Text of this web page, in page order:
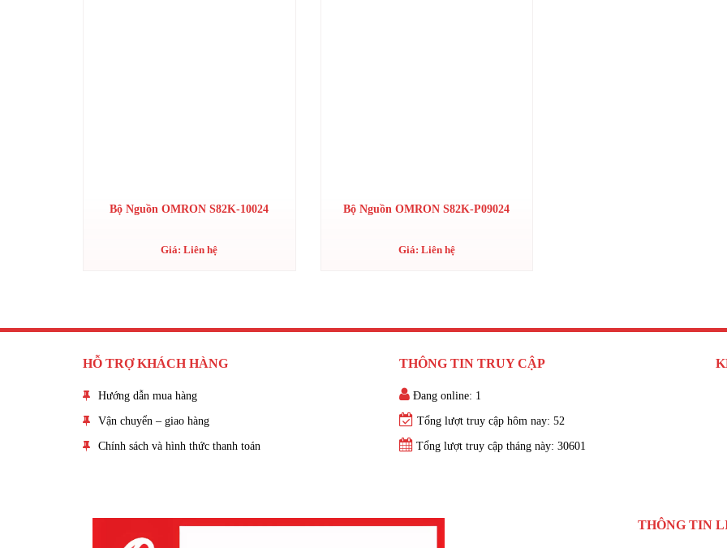
Bộ Nguồn OMRON S82K-10024
Giá: Liên hệ
Bộ Nguồn OMRON S82K-P09024
Giá: Liên hệ
HỖ TRỢ KHÁCH HÀNG
Hướng dẫn mua hàng
Vận chuyển – giao hàng
Chính sách và hình thức thanh toán
THÔNG TIN TRUY CẬP
Đang online: 1
Tổng lượt truy cập hôm nay: 52
Tổng lượt truy cập tháng này: 30601
THÔNG TIN